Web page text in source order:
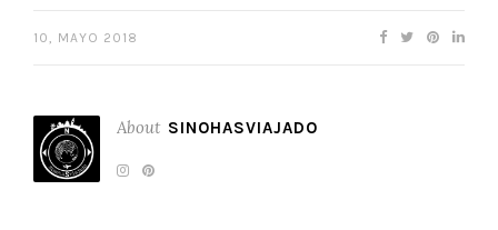
10, MAYO 2018
About SINOHASVIAJADO